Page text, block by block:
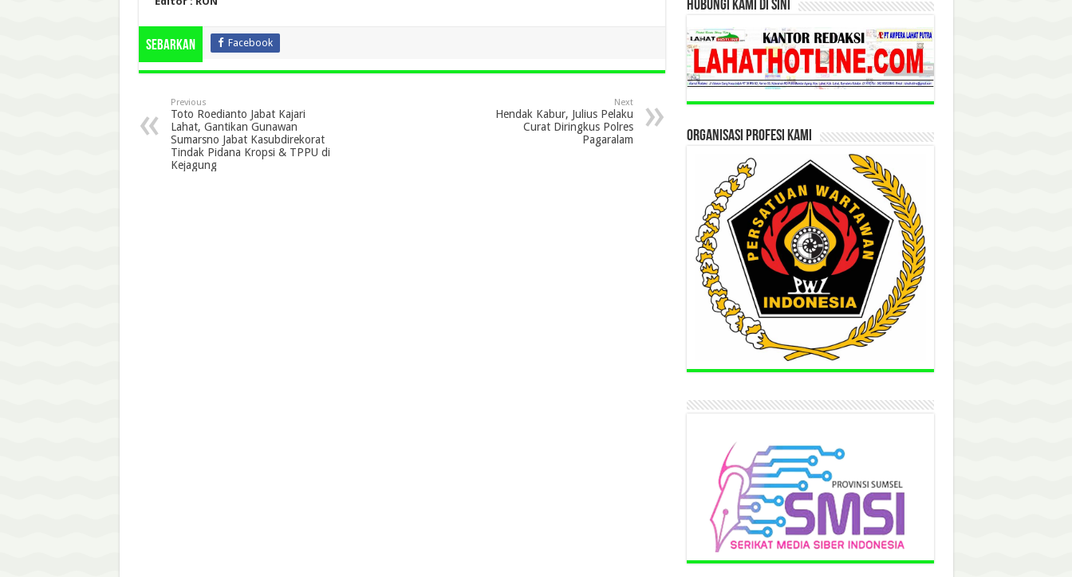
Sebarkan Facebook
Previous
Toto Roedianto Jabat Kajari
Lahat, Gantikan Gunawan
Sumarsno Jabat Kasubdirekorat
Tindak Pidana Kropsi & TPPU di
Kejagung
Next
Hendak Kabur, Julius Pelaku
Curat Diringkus Polres
Pagaralam
HUBUNGI KAMI DI SINI
ORGANISASI PROFESI KAMI